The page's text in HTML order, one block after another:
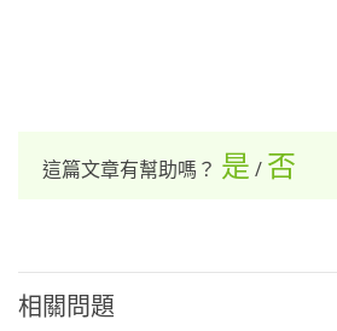
這篇文章有幫助嗎？ 是 / 否
相關問題